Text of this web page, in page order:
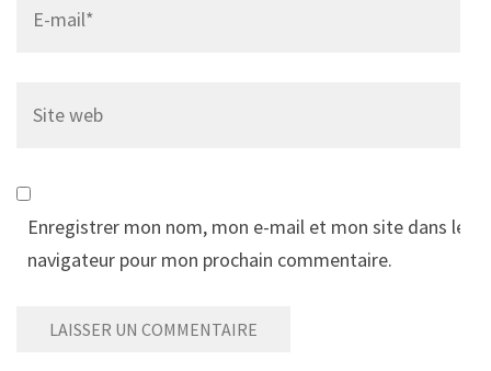
web
Enregistrer mon nom, mon e-mail et mon site dans le
navigateur pour mon prochain commentaire.